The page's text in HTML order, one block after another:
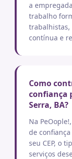
a
trabalho
trabalhistas,
contínua e
Como
confiança
Serra, BA?
Na
de
seu CEP, o
serviços